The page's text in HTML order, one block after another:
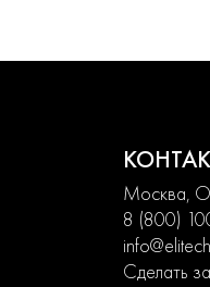
Москва,
8 (800)
Сделать